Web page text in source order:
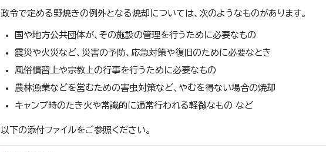
政令で定める野焼きの例外となる焼却については、次のようなものがあります。
国や地方公共団体が、その施設の管理を行うために必要なもの
震災や火災など、災害の予防、応急対策や復旧のために必要なとき
風俗慣習上や宗教上の行事を行うために必要なもの
農林漁業などを営むための害虫対策など、やむを得ない場合の焼却
キャンプ時のたき火や常識的に通常行われる軽微なもの など
以下の添付ファイルをご参照ください。